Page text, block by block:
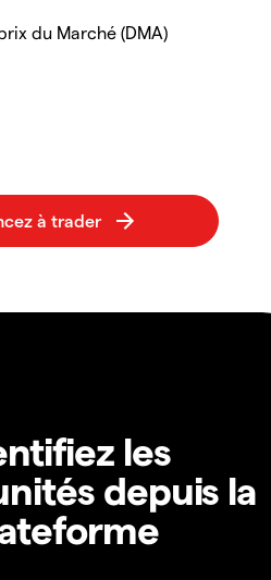
du Marché (DMA)
les
depuis la